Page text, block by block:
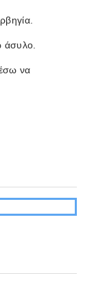
άσυλο.
να